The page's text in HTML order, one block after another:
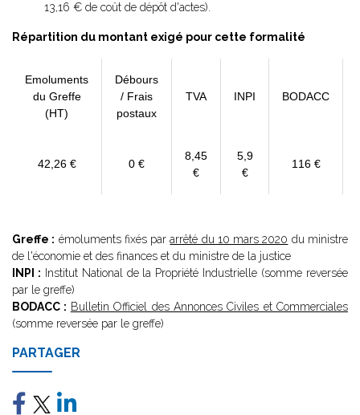
13,16 € de coût de dépôt d'actes).
Répartition du montant exigé pour cette formalité
Emoluments
du Greffe
(HT)
Débours
/ Frais
postaux
TVA INPI BODACC
42,26 € 0 €
8,45
€
5,9
€
116 €
Greffe : émoluments fixés pararrêté du 10 mars 2020 du ministre
de l'économie et des finances et du ministre de la justice
INPI : Institut National de la Propriété Industrielle (somme reversée
par le greffe)
BODACC : Bulletin Officiel des Annonces Civiles et Commerciales
(somme reversée par le greffe)
PARTAGER